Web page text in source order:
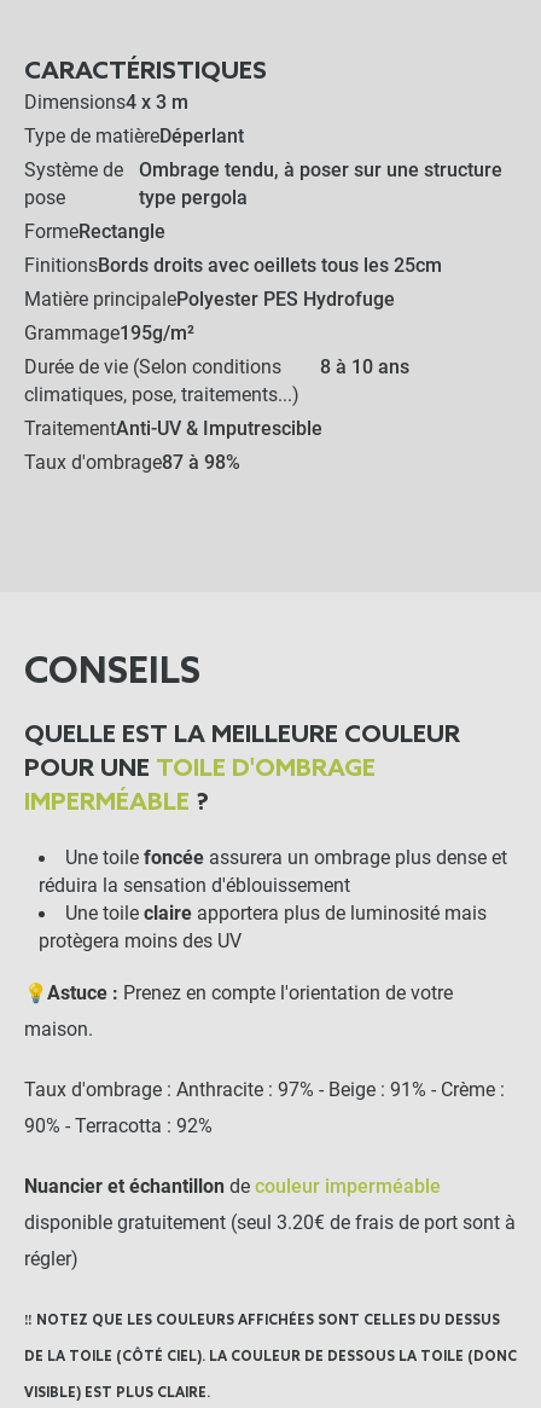
Crochet champignon de
0,42 €
- +
Kit complet : 247,50 €
Toile d ombrage
219,00 € +
CARACTÉRISTIQUES
Dimensions4 x 3 m
Type de matièreDéperlant
Système de
pose
Ombrage tendu, à poser sur une structure
type pergola
FormeRectangle
FinitionsBords droits avec oeillets tous les 25cm
Matière principalePolyester PES Hydrofuge
Grammage195g/m²
Durée de vie (Selon conditions
climatiques, pose, traitements...)
8 à 10 ans
TraitementAnti-UV & Imputrescible
Taux d'ombrage87 à 98%
CONSEILS
QUELLE EST LA MEILLEURE COULEUR
POUR UNE TOILE D'OMBRAGE
IMPERMÉABLE ?
Une toile foncéeassurera un ombrage plus dense et
réduira la sensation d'éblouissement
Une toile claireapportera plus de luminosité mais
protègera moins des UV
💡Astuce : Prenez en compte l'orientation de votre
maison.
Taux d'ombrage : Anthracite : 97% - Beige : 91% - Crème :
90% - Terracotta : 92%
Nuancier et échantillon de couleur imperméable
disponible gratuitement (seul 3.20€ de frais de port sont à
régler)
‼️ NOTEZ QUE LES COULEURS AFFICHÉES SONT CELLES DU DESSUS
DE LA TOILE (CÔTÉ CIEL). LA COULEUR DE DESSOUS LA TOILE (DONC
VISIBLE) EST PLUS CLAIRE.